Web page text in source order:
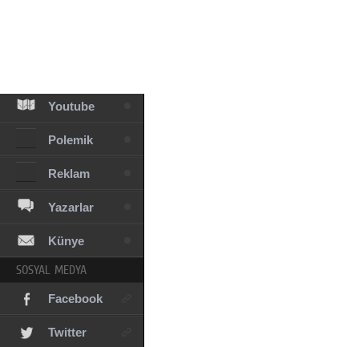
Youtube
Polemik
Reklam
Yazarlar
Künye
SOSYAL MEDYA
Facebook
Twitter